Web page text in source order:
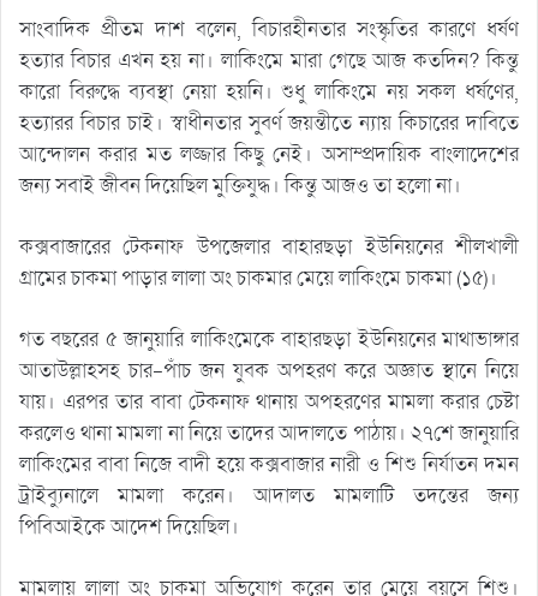
সাংবাদিক প্রীতম দাশ বলেন, বিচারহীনতার সংস্কৃতির কারণে ধর্ষণ
হত্যার বিচার এখন হয় না। লাকিংমে মারা গেছে আজ কতদিন? কিন্তু
কারো বিরুদ্ধে ব্যবস্থা নেয়া হয়নি। শুধু লাকিংমে নয় সকল ধর্ষণের,
হত্যারর বিচার চাই। স্বাধীনতার সুবর্ণ জয়ন্তীতে ন্যায় কিচারের দাবিতে
আন্দোলন করার মত লজ্জার কিছু নেই। অসাম্প্রদায়িক বাংলাদেশের
জন্য সবাই জীবন দিয়েছিল মুক্তিযুদ্ধ। কিন্তু আজও তা হলো না।
কক্সবাজারের টেকনাফ উপজেলার বাহারছড়া ইউনিয়নের শীলখালী
গ্রামের চাকমা পাড়ার লালা অং চাকমার মেয়ে লাকিংমে চাকমা (১৫)।
গত বছরের ৫ জানুয়ারি লাকিংমেকে বাহারছড়া ইউনিয়নের মাথাভাঙ্গার
আতাউল্লাহসহ চার-পাঁচ জন যুবক অপহরণ করে অজ্ঞাত স্থানে নিয়ে
যায়। এরপর তার বাবা টেকনাফ থানায় অপহরণের মামলা করার চেষ্টা
করলেও থানা মামলা না নিয়ে তাদের আদালতে পাঠায়। ২৭শে জানুয়ারি
লাকিংমের বাবা নিজে বাদী হয়ে কক্সবাজার নারী ও শিশু নির্যাতন দমন
ট্রাইব্যুনালে মামলা করেন। আদালত মামলাটি তদন্তের জন্য
পিবিআইকে আদেশ দিয়েছিল।
মামলায় লালা অং চাকমা অভিযোগ করেন তার মেয়ে বয়সে শিশু।